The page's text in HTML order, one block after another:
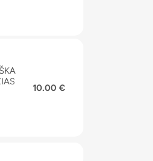
10.00 €